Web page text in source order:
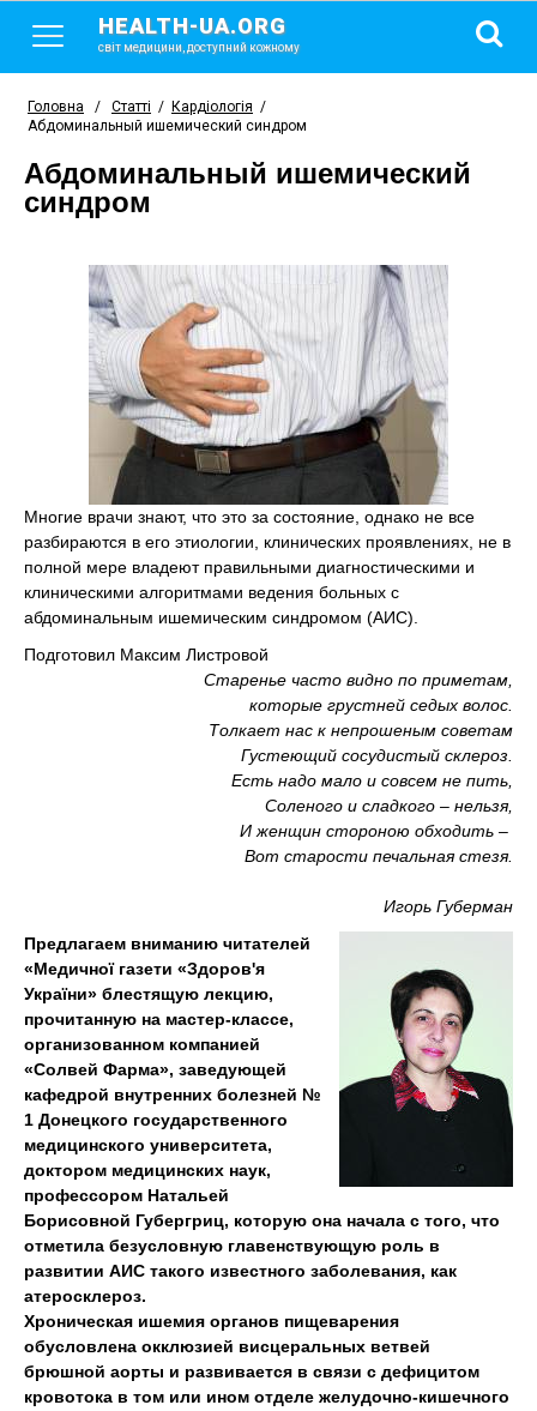
HEALTH-UA.ORG
світ медицини, доступний кожному
Головна / Статті / Кардіологія /
Абдоминальный ишемический синдром
Абдоминальный ишемический
синдром
Многие врачи знают, что это за состояние, однако не все
разбираются в его этиологии, клинических проявлениях, не в
полной мере владеют правильными диагностическими и
клиническими алгоритмами ведения больных с
абдоминальным ишемическим синдромом (АИС).
Подготовил Максим Листровой
Старенье часто видно по приметам,
которые грустней седых волос.
Толкает нас к непрошеным советам
Густеющий сосудистый склероз.
Есть надо мало и совсем не пить,
Соленого и сладкого – нельзя,
И женщин стороною обходить –
Вот старости печальная стезя.
Игорь Губерман
Предлагаем вниманию читателей
«Медичної газети «Здоров'я
України» блестящую лекцию,
прочитанную на мастер-классе,
организованном компанией
«Солвей Фарма», заведующей
кафедрой внутренних болезней №
1 Донецкого государственного
медицинского университета,
доктором медицинских наук,
профессором Натальей
Борисовной Губергриц, которую она начала с того, что
отметила безусловную главенствующую роль в
развитии АИС такого известного заболевания, как
атеросклероз.
Хроническая ишемия органов пищеварения
обусловлена окклюзией висцеральных ветвей
брюшной аорты и развивается в связи с дефицитом
кровотока в том или ином отделе желудочно-кишечного